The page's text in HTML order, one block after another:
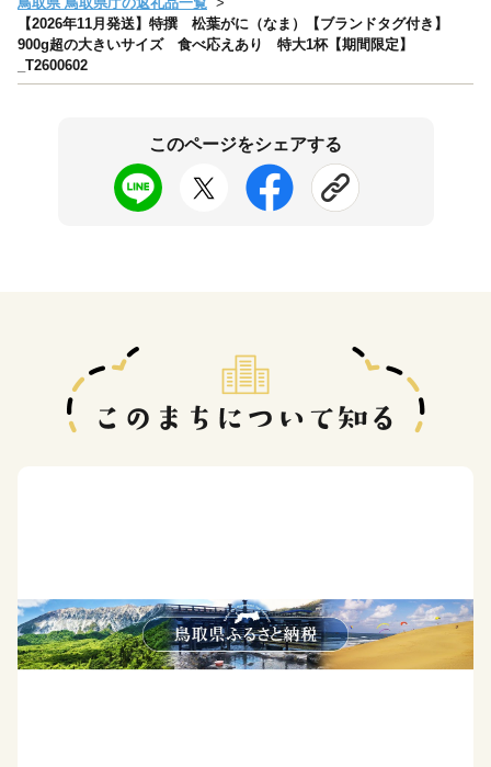
【2026年11月発送】特撰 松葉がに（なま）【ブランドタグ付き】
900g超の大きいサイズ 食べ応えあり 特大1杯【期間限定】
_T2600602
このページをシェアする